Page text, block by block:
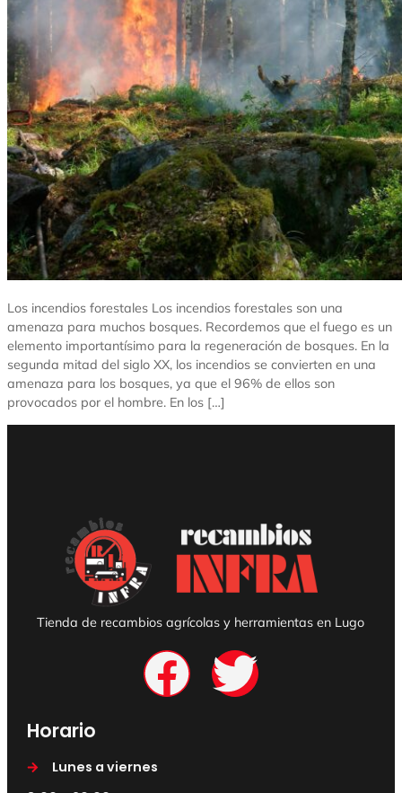
Los incendios forestales Los incendios forestales son una
amenaza para muchos bosques. Recordemos que el fuego es un
elemento importantísimo para la regeneración de bosques. En la
segunda mitad del siglo XX, los incendios se convierten en una
amenaza para los bosques, ya que el 96% de ellos son
provocados por el hombre. En los […]
Tienda de recambios agrícolas y herramientas en Lugo
Horario
Lunes a viernes